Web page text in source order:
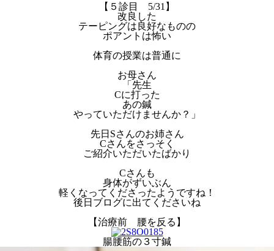
【５診目 5/31】
改良した
テーピングは良好なものの
ポアントは怖い
体育の授業は普通に
お母さん
「先生
Cに打った
あの鍼
やっていただけませんか？」
先日Sさんのお姉さん
Cさんをさっそく
ご紹介いただいたばかり
Cさんも
身体がずいぶん
軽くなってくださったようですね！
後日ブログに出てくださいね
【治療前 腰を反る】
腸腰筋の３寸鍼